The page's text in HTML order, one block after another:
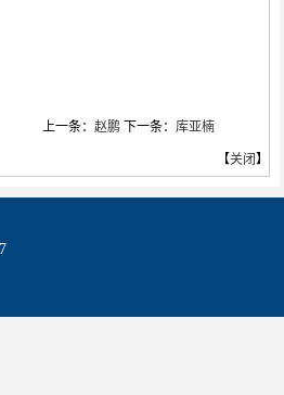
上一条： 赵鹏 下一条： 库亚楠
【关闭】